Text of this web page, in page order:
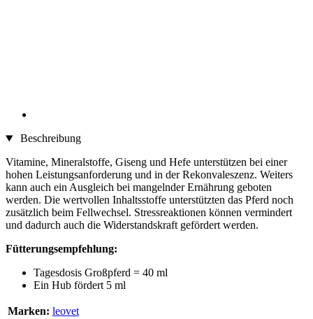
Beschreibung
Vitamine, Mineralstoffe, Giseng und Hefe unterstützen bei einer
hohen Leistungsanforderung und in der Rekonvaleszenz. Weiters
kann auch ein Ausgleich bei mangelnder Ernährung geboten
werden. Die wertvollen Inhaltsstoffe unterstützten das Pferd noch
zusätzlich beim Fellwechsel. Stressreaktionen können vermindert
und dadurch auch die Widerstandskraft gefördert werden.
Fütterungsempfehlung:
Tagesdosis Großpferd = 40 ml
Ein Hub fördert 5 ml
Marken: leovet